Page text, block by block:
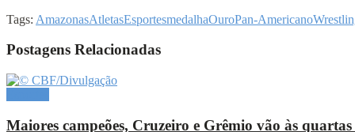
Tags: AmazonasAtletasEsportesmedalhaOuroPan-Americano
Postagens Relacionadas
Maiores campeões, Cruzeiro e Grêmio vão às